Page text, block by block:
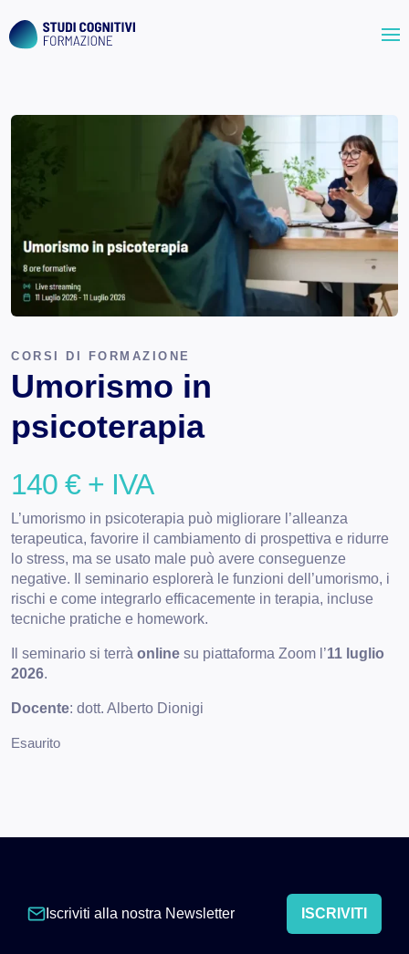
content
CORSI DI FORMAZIONE
Umorismo in
psicoterapia
140 € + IVA
L’umorismo in psicoterapia può migliorare l’alleanza
terapeutica, favorire il cambiamento di prospettiva e ridurre
lo stress, ma se usato male può avere conseguenze
negative. Il seminario esplorerà le funzioni dell’umorismo, i
rischi e come integrarlo efficacemente in terapia, incluse
tecniche pratiche e homework.
Il seminario si terrà online su piattaforma Zoom l’11 luglio
2026.
Docente: dott. Alberto Dionigi
Esaurito
Iscriviti alla nostra Newsletter ISCRIVITI